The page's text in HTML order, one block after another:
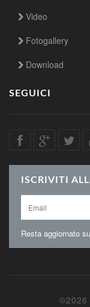
Video
Fotogallery
Download
SEGUICI
ISCRIVITI
Resta aggiornato
©2026